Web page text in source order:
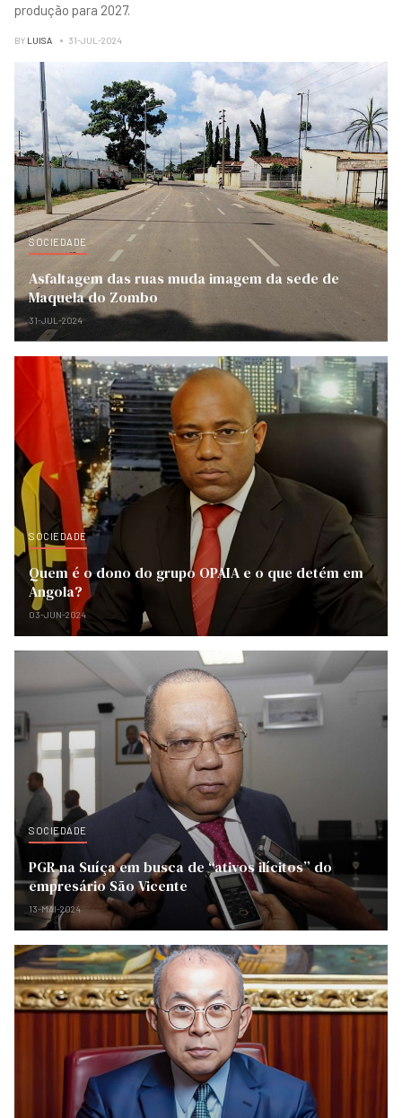
produção para 2027.
BY LUISA 31-JUL-2024
SOCIEDADE
Asfaltagem das ruas muda imagem da sede de
Maquela do Zombo
31-JUL-2024
SOCIEDADE
Quem é o dono do grupo OPAIA e o que detém em
Angola?
03-JUN-2024
SOCIEDADE
PGR na Suíça em busca de “ativos ilícitos” do
empresário São Vicente
13-MAI-2024